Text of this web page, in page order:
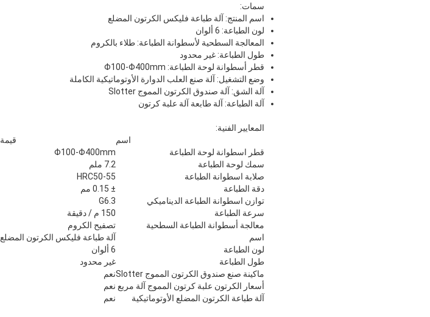
سمات:
اسم المنتج: آلة طباعة فليكس الكرتون المضلع
لون الطباعة: 6 ألوان
المعالجة السطحية لأسطوانة الطباعة: طلاء بالكروم
طول الطباعة: غير محدود
قطر أسطوانة لوحة الطباعة: Φ100-Φ400mm
وضع التشغيل: آلة صنع العلب الدوارة الأوتوماتيكية الكاملة
آلة الشق: آلة صندوق الكرتون المموج Slotter
آلة الطباعة: آلة طابعة آلة علبة كرتون
المعايير الفنية:
اسم
قيمة
قطر اسطوانة لوحة الطباعة
Φ100-Φ400mm
سمك لوحة الطباعة
7.2 ملم
صلابة اسطوانة الطباعة
HRC50-55
دقة الطباعة
± 0.15 مم
توازن اسطوانة الطباعة الديناميكي
G6.3
سرعة الطباعة
150 م / دقيقة
معالجة أسطوانة الطباعة السطحية
تصفيح الكروم
اسم
آلة طباعة فليكس الكرتون المضلع
لون الطباعة
6 ألوان
طول الطباعة
غير محدود
ماكينة صنع صندوق الكرتون المموج Slotter
نعم
أسعار الكرتون علبة كرتون المموج آلة مربع نعم
آلة طباعة الكرتون المضلع الأوتوماتيكية
نعم